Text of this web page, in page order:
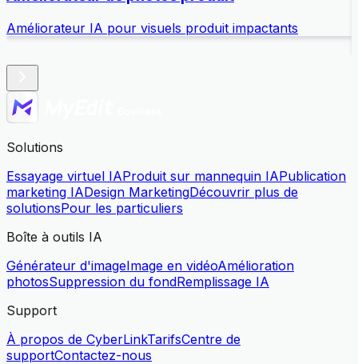
Améliorateur IA pour visuels produit impactants
Solutions
Essayage virtuel IAProduit sur mannequin IAPublication
marketing IADesign MarketingDécouvrir plus de
solutionsPour les particuliers
Boîte à outils IA
Générateur d'imageImage en vidéoAmélioration
photosSuppression du fondRemplissage IA
Support
À propos de CyberLinkTarifsCentre de
supportContactez-nous